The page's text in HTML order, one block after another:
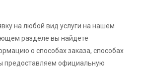
на любой вид услуги на нашем
разделе вы найдете
о способах заказа, способах
предоставляем официальную